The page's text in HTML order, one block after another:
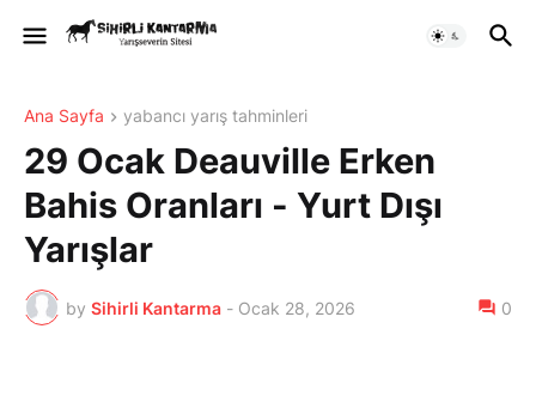
Ana Sayfa yabancı yarış tahminleri
29 Ocak Deauville Erken
Bahis Oranları - Yurt Dışı
Yarışlar
by Sihirli Kantarma - Ocak 28, 2026 0